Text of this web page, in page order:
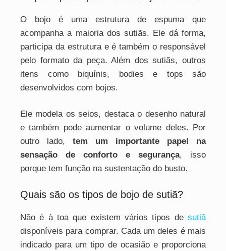
O bojo é uma estrutura de espuma que
acompanha a maioria dos sutiãs. Ele dá forma,
participa da estrutura e é também o responsável
pelo formato da peça. Além dos sutiãs, outros
itens como biquínis, bodies e tops são
desenvolvidos com bojos.
Ele modela os seios, destaca o desenho natural
e também pode aumentar o volume deles. Por
outro lado, tem um importante papel na
sensação de conforto e segurança, isso
porque tem função na sustentação do busto.
Quais são os tipos de bojo de sutiã?
Não é à toa que existem vários tipos de sutiã
disponíveis para comprar. Cada um deles é mais
indicado para um tipo de ocasião e proporciona